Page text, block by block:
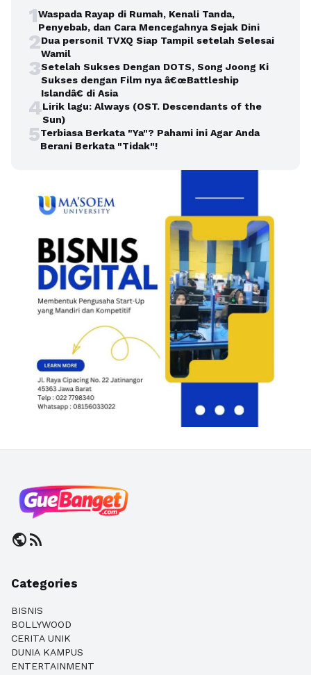
1Waspada Rayap di Rumah, Kenali Tanda,
Penyebab, dan Cara Mencegahnya Sejak Dini
2Dua personil TVXQ Siap Tampil setelah Selesai
Wamil
3Setelah Sukses Dengan DOTS, Song Joong Ki
Sukses dengan Film nya â€œBattleship
Islandâ€ di Asia
4Lirik lagu: Always (OST. Descendants of the
Sun)
5Terbiasa Berkata "Ya"? Pahami ini Agar Anda
Berani Berkata "Tidak"!
publicrss_feed
Categories
BISNIS
BOLLYWOOD
CERITA UNIK
DUNIA KAMPUS
ENTERTAINMENT